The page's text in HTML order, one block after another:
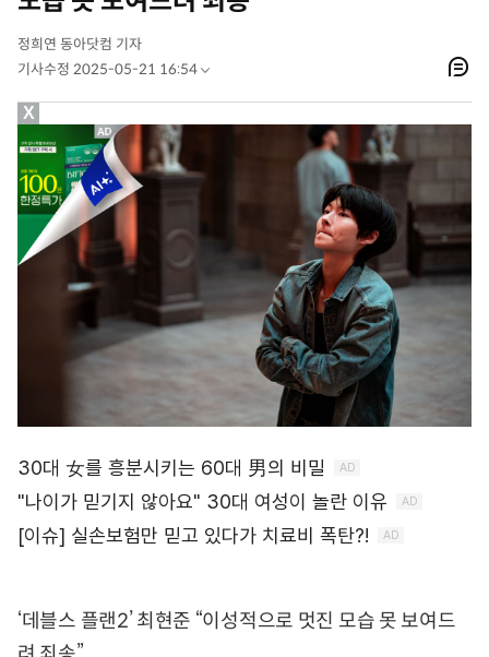
정희연 동아닷컴 기자
기사수정 2025-05-21 16:54
‘데블스 플랜2’ 최현준 “이성적으로 멋진 모습 못 보여드
X